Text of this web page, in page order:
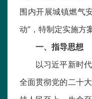
围内开展城镇燃气
动”，特制定实施方
一、指导思想
以习近平新时代
全面贯彻党的二十